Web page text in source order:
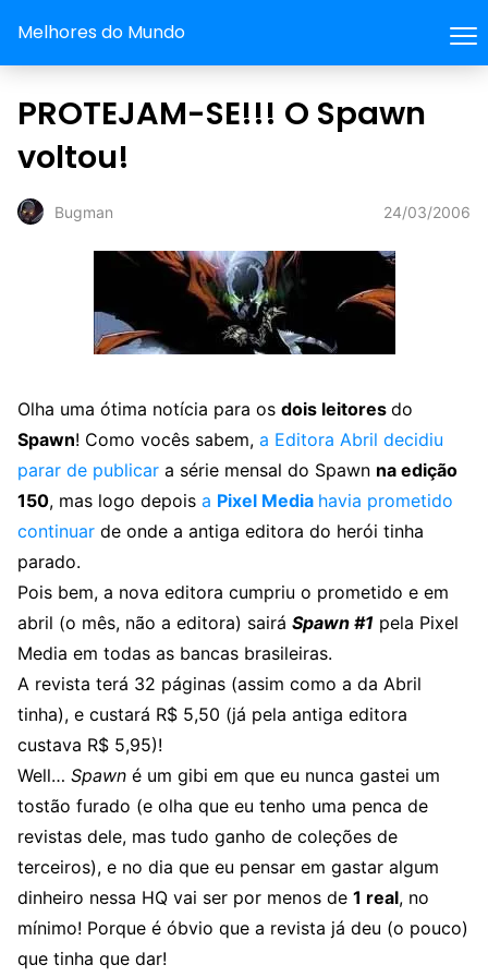
Melhores do Mundo
PROTEJAM-SE!!! O Spawn
voltou!
Bugman 24/03/2006
Olha uma ótima notícia para os dois leitores do
Spawn! Como vocês sabem, a Editora Abril decidiu
parar de publicar a série mensal do Spawn na edição
150, mas logo depois a Pixel Media havia prometido
continuar de onde a antiga editora do herói tinha
parado.
Pois bem, a nova editora cumpriu o prometido e em
abril (o mês, não a editora) sairá Spawn #1 pela Pixel
Media em todas as bancas brasileiras.
A revista terá 32 páginas (assim como a da Abril
tinha), e custará R$ 5,50 (já pela antiga editora
custava R$ 5,95)!
Well… Spawn é um gibi em que eu nunca gastei um
tostão furado (e olha que eu tenho uma penca de
revistas dele, mas tudo ganho de coleções de
terceiros), e no dia que eu pensar em gastar algum
dinheiro nessa HQ vai ser por menos de 1 real, no
mínimo! Porque é óbvio que a revista já deu (o pouco)
que tinha que dar!